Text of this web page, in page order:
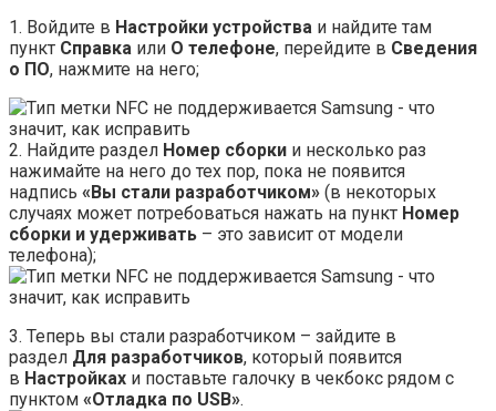
1. Войдите в Настройки устройства и найдите там
пункт Справка или О телефоне, перейдите в Сведения
о ПО, нажмите на него;
2. Найдите раздел Номер сборки и несколько раз
нажимайте на него до тех пор, пока не появится
надпись «Вы стали разработчиком» (в некоторых
случаях может потребоваться нажать на пункт Номер
сборки и удерживать – это зависит от модели
телефона);
3. Теперь вы стали разработчиком – зайдите в
раздел Для разработчиков, который появится
в Настройках и поставьте галочку в чекбокс рядом с
пунктом «Отладка по USB».